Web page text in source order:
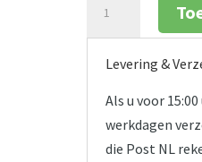
aantal
Levering &
Als u voor
werkdagen
die Post NL